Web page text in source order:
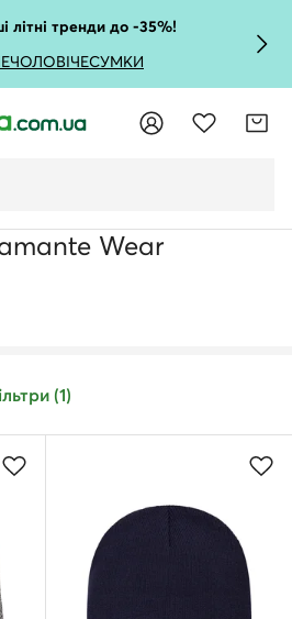
літні тренди до -35%!
ЧОЛОВІЧЕСУМКИ
Wear
(1)